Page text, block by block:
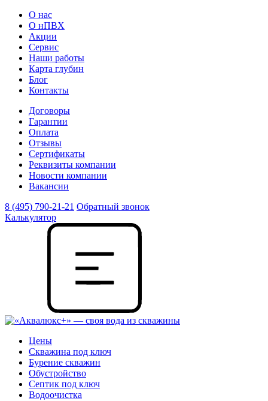
О нас
О нПВХ
Акции
Сервис
Наши работы
Карта глубин
Блог
Контакты
Договоры
Гарантии
Оплата
Отзывы
Сертификаты
Реквизиты компании
Новости компании
Вакансии
8 (495) 790-21-21 Обратный звонок
Калькулятор
Цены
Скважина под ключ
Бурение скважин
Обустройство
Септик под ключ
Водоочистка